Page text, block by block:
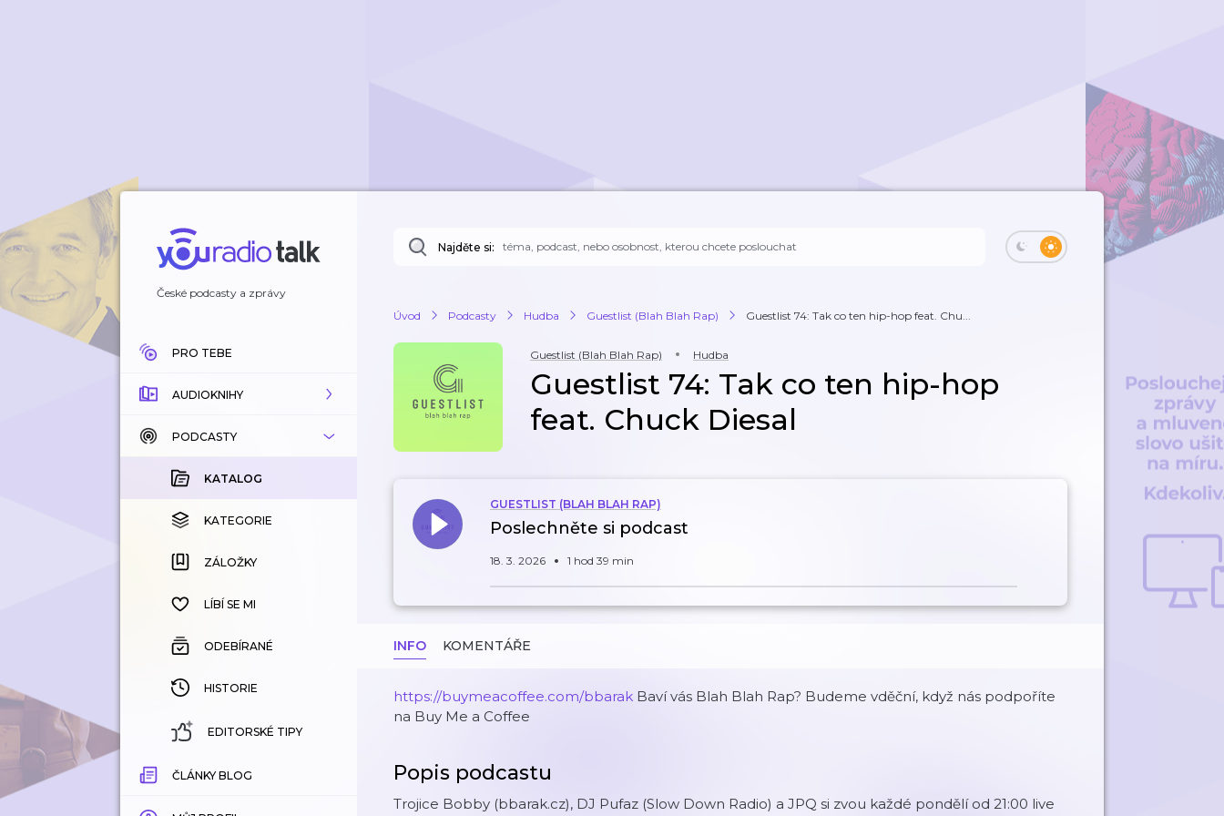
České podcasty a zprávy
PRO TEBE
AUDIOKNIHY
KATALOG
KOUPENÉ
KATEGORIE
ZÁLOŽKY
HISTORIE
PODCASTY
KATALOG
KATEGORIE
ZÁLOŽKY
LÍBÍ SE MI
ODEBÍRANÉ
HISTORIE
EDITORSKÉ TIPY
ČLÁNKY BLOG
Najděte si:
Úvod Podcasty Hudba Guestlist (Blah Blah Rap) Guestlist 74: Tak co ten hip-hop feat. Chu...
Guestlist (Blah Blah Rap) Hudba
Guestlist 74: Tak co ten hip-hop
feat. Chuck Diesal
GUESTLIST (BLAH BLAH RAP)
Poslechněte si podcast
18. 3. 2026 1 hod 39 min
INFO KOMENTÁŘE
https://buymeacoffee.com/bbarak Baví vás Blah Blah Rap? Budeme vděční, když nás podpoříte
na Buy Me a Coffee
Popis podcastu
Trojice Bobby (bbarak.cz), DJ Pufaz (Slow Down Radio) a JPQ si zvou každé pondělí od 21:00 live